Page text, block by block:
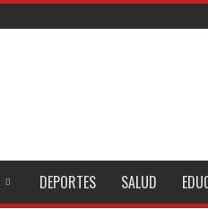
DEPORTES SALUD